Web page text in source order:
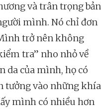
và trân trọng bản
mình. Nó chỉ đơn
trở nên không
tra” nho nhỏ về
da của mình, họ có
tưởng vào những khía
mình có nhiều hơn